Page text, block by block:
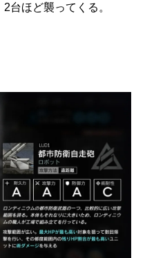
台ほど襲ってくる。